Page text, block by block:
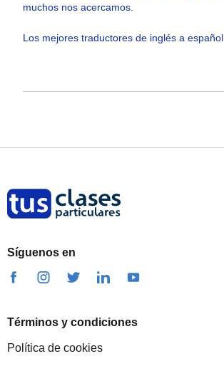
muchos nos acercamos.
Los mejores traductores de inglés a español
Síguenos en
Términos y condiciones
Política de cookies